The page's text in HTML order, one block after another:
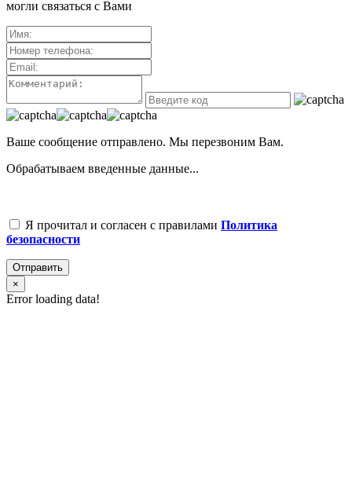
могли связаться с Вами
Ваше сообщение отправлено. Мы перезвоним Вам.
Обрабатываем введенные данные...
Я прочитал и согласен с правилами Политика
безопасности
Отправить
×
Error loading data!